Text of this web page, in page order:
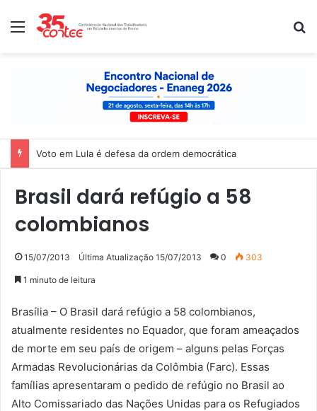
Menu
Voto em Lula é defesa da ordem democrática
Brasil dará refúgio a 58
colombianos
15/07/2013 Última Atualização 15/07/2013 0 303
1 minuto de leitura
Brasília – O Brasil dará refúgio a 58 colombianos,
atualmente residentes no Equador, que foram ameaçados
de morte em seu país de origem – alguns pelas Forças
Armadas Revolucionárias da Colômbia (Farc). Essas
famílias apresentaram o pedido de refúgio no Brasil ao
Alto Comissariado das Nações Unidas para os Refugiados